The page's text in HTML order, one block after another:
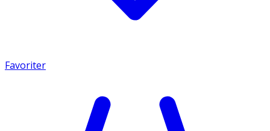
Favoriter